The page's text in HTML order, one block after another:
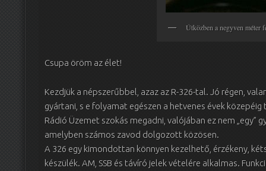
Útközben a negyven méter
Csupa öröm az élet!
Kezdjük a népszerűbbel, azaz az R-326-tal. Jó régen,
gyártani, s e folyamat egészen a hetvenes évek
Rádió Üzemet szokás megadni, valójában ez nem „egy”
amelyben számos zavod dolgozott közösen.
A 326 egy kimondottan könnyen kezelhető, érzékeny,
készülék. AM, SSB és távíró jelek vételére alkalmas.